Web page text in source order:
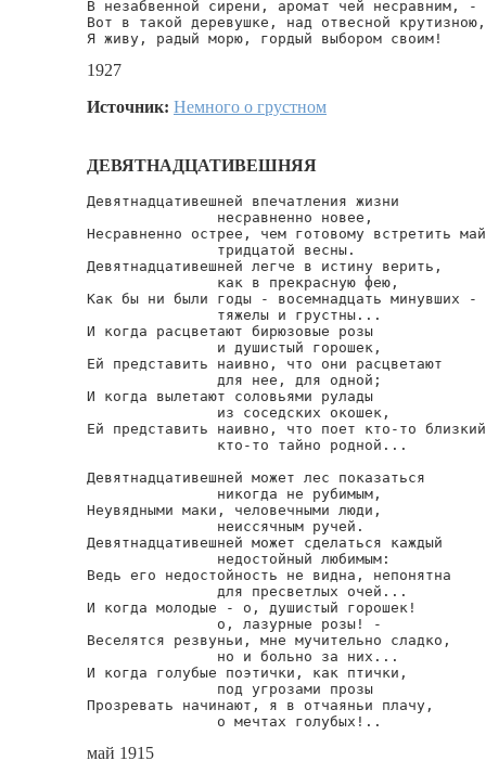
В незабвенной сирени, аромат чей несравним, -
Вот в такой деревушке, над отвесной крутизною,
Я живу, радый морю, гордый выбором своим!
1927
Источник: Немного о грустном
ДЕВЯТНАДЦАТИВЕШНЯЯ
Девятнадцативешней впечатления жизни
               несравненно новее,
Несравненно острее, чем готовому встретить май
               тридцатой весны.
Девятнадцативешней легче в истину верить,
               как в прекрасную фею,
Как бы ни были годы - восемнадцать минувших -
               тяжелы и грустны...
И когда расцветают бирюзовые розы
               и душистый горошек,
Ей представить наивно, что они расцветают
               для нее, для одной;
И когда вылетают соловьями рулады
               из соседских окошек,
Ей представить наивно, что поет кто-то
               кто-то тайно родной...
Девятнадцативешней может лес показаться
               никогда не рубимым,
Неувядными маки, человечными люди,
               неиссячным ручей.
Девятнадцативешней может сделаться каждый
               недостойный любимым:
Ведь его недостойность не видна, непонятна
               для пресветлых очей...
И когда молодые - о, душистый горошек!
               о, лазурные розы! -
Веселятся резвуньи, мне мучительно сладко,
               но и больно за них...
И когда голубые поэтички, как птички,
               под угрозами прозы
Прозревать начинают, я в отчаяньи плачу,
               о мечтах голубых!..
май 1915